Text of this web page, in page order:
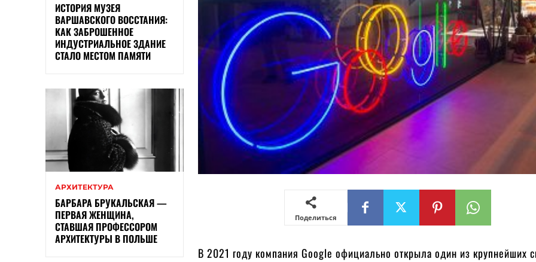
ИСТОРИЯ МУЗЕЯ
ВАРШАВСКОГО ВОССТАНИЯ:
КАК ЗАБРОШЕННОЕ
ИНДУСТРИАЛЬНОЕ ЗДАНИЕ
СТАЛО МЕСТОМ ПАМЯТИ
АРХИТЕКТУРА
БАРБАРА БРУКАЛЬСКАЯ —
ПЕРВАЯ ЖЕНЩИНА,
СТАВШАЯ ПРОФЕССОРОМ
АРХИТЕКТУРЫ В ПОЛЬШЕ
Поделиться
В 2021 году компания Google официально открыла один из крупнейших